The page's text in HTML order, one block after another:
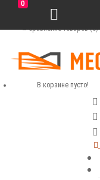
Сравнение товаров (0)
0
В корзине пусто!